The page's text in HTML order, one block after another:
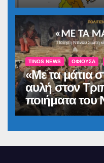
TINOS NEWS ΟΦΙΟΎΣΑ
«Με τα μάτια
αυλή στον
ποιήματα του